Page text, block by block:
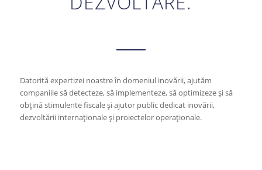
Datorită expertizei noastre în domeniul inovării, ajutăm
companiile să detecteze, să implementeze, să optimizeze și să
obţină stimulente fiscale și ajutor public dedicat inovării,
dezvoltării internaționale și proiectelor operaționale.